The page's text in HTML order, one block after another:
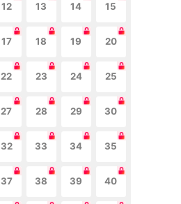
12 13 14 15
17 18 19 20
22 23 24 25
27 28 29 30
32 33 34 35
37 38 39 40